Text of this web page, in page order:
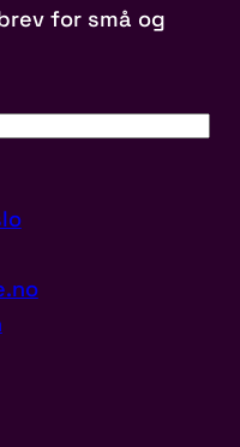
for små og